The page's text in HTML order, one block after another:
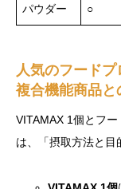
パウダー ○
人気のフード
複合機能商品と
VITAMAX 1個とフ
は、「摂取方法と目